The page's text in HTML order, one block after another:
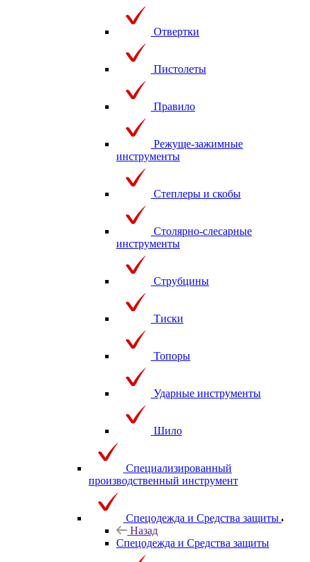
Отвертки
Пистолеты
Правило
Режуще-зажимные
инструменты
Степлеры и скобы
Столярно-слесарные
инструменты
Струбцины
Тиски
Топоры
Ударные инструменты
Шило
Специализированный
производственный инструмент
Спецодежда и Средства защиты
Назад
Спецодежда и Средства защиты